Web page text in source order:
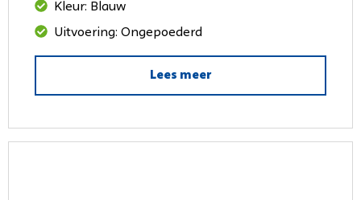
Kleur: Blauw
Uitvoering: Ongepoederd
Lees meer